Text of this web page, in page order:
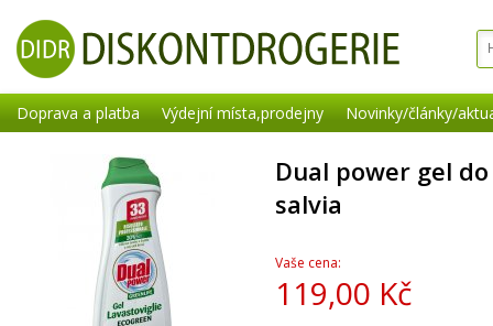
Doprava a platba Výdejní místa,prodejny Novinky/články/
Dual power gel
salvia
Vaše cena:
119,00 Kč